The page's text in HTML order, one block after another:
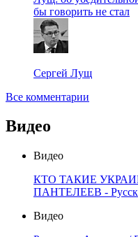
бы говорить не стал
Сергей Лущ
Все комментарии
Видео
Видео
КТО ТАКИЕ
ПАНТЕЛЕЕВ -
Видео